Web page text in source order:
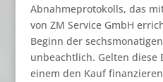
Abnahmeprotokolls, das
von ZM Service GmbH
Beginn der
unbeachtlich. Gelten diese
einem den Kauf